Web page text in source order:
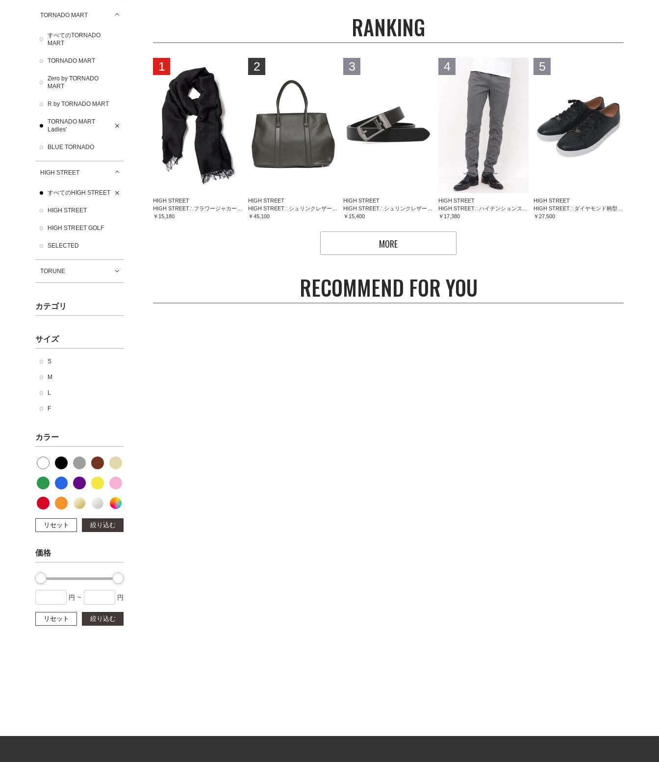
TORNADO MART
すべてのTORNADO
MART
TORNADO MART
Zero by TORNADO
MART
R by TORNADO MART
TORNADO MART
Ladies'
BLUE TORNADO
HIGH STREET
すべてのHIGH STREET
HIGH STREET
HIGH STREET GOLF
SELECTED
TORUNE
カテゴリ
サイズ
S
M
L
F
カラー
リセット 絞り込む
価格
円 ~ 円
リセット 絞り込む
RANKING
1
HIGH STREET
￥15,180
2
HIGH STREET
￥45,100
3
HIGH STREET
￥15,400
4
HIGH STREET
￥17,380
5
HIGH STREET
￥27,500
MORE
RECOMMEND FOR YOU